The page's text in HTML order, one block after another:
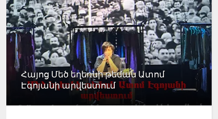
Հայոց Մեծ եղեռնի թեման Ատոմ
Էգոյանի արվեստում